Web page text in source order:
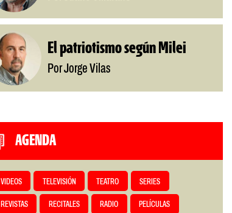
El patriotismo según Milei
Por Jorge Vilas
AGENDA
VIDEOS TELEVISIÓN TEATRO SERIES
REVISTAS RECITALES RADIO PELÍCULAS